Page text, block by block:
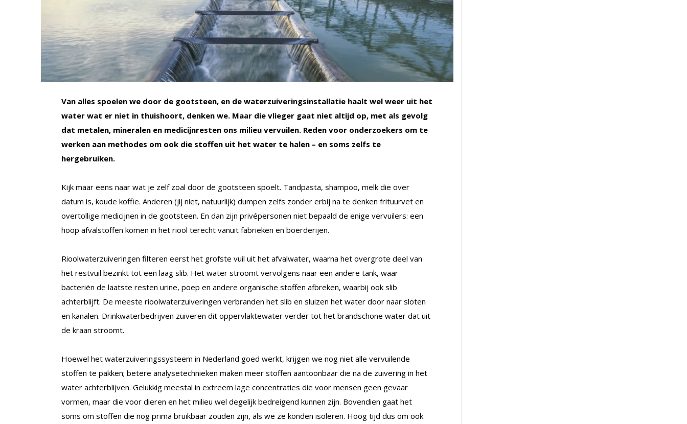
Van alles spoelen we door de gootsteen, en de waterzuiveringsinstallatie haalt wel weer uit het
water wat er niet in thuishoort, denken we. Maar die vlieger gaat niet altijd op, met als gevolg
dat metalen, mineralen en medicijnresten ons milieu vervuilen. Reden voor onderzoekers om te
werken aan methodes om ook die stoffen uit het water te halen – en soms zelfs te
hergebruiken.
Kijk maar eens naar wat je zelf zoal door de gootsteen spoelt. Tandpasta, shampoo, melk die over
datum is, koude koffie. Anderen (jij niet, natuurlijk) dumpen zelfs zonder erbij na te denken frituurvet en
overtollige medicijnen in de gootsteen. En dan zijn privépersonen niet bepaald de enige vervuilers: een
hoop afvalstoffen komen in het riool terecht vanuit fabrieken en boerderijen.
Rioolwaterzuiveringen filteren eerst het grofste vuil uit het afvalwater, waarna het overgrote deel van
het restvuil bezinkt tot een laag slib. Het water stroomt vervolgens naar een andere tank, waar
bacteriën de laatste resten urine, poep en andere organische stoffen afbreken, waarbij ook slib
achterblijft. De meeste rioolwaterzuiveringen verbranden het slib en sluizen het water door naar sloten
en kanalen. Drinkwaterbedrijven zuiveren dit oppervlaktewater verder tot het brandschone water dat uit
de kraan stroomt.
Hoewel het waterzuiveringssysteem in Nederland goed werkt, krijgen we nog niet alle vervuilende
stoffen te pakken; betere analysetechnieken maken meer stoffen aantoonbaar die na de zuivering in het
water achterblijven. Gelukkig meestal in extreem lage concentraties die voor mensen geen gevaar
vormen, maar die voor dieren en het milieu wel degelijk bedreigend kunnen zijn. Bovendien gaat het
soms om stoffen die nog prima bruikbaar zouden zijn, als we ze konden isoleren. Hoog tijd dus om ook